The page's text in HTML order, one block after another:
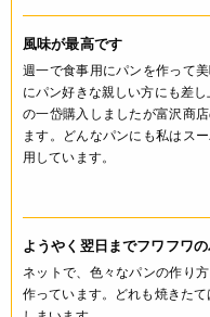
* 原料原産地は原料事情に
* 蛋白及び灰分の数値は
場合がございますので予
◆商品の在庫・販売状況
・諸事情により、予告な
・当サイトに掲載され
ください。
更新情報
風味が最高です
週一で食事用にパンを作って
にパン好きな親しい方にも差
の一岱購入しましたが富沢商
ます。どんなパンにも私はス
用しています。
ようやく翌日までフワフワ
ネットで、色々なパンの作り
作っています。どれも焼きた